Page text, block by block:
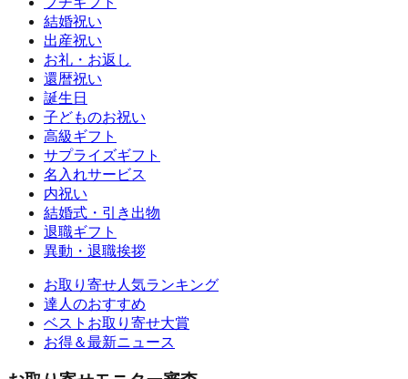
結婚祝い
出産祝い
お礼・お返し
還暦祝い
誕生日
子どものお祝い
高級ギフト
サプライズギフト
名入れサービス
内祝い
結婚式・引き出物
退職ギフト
異動・退職挨拶
お取り寄せ人気ランキング
達人のおすすめ
ベストお取り寄せ大賞
お得＆最新ニュース